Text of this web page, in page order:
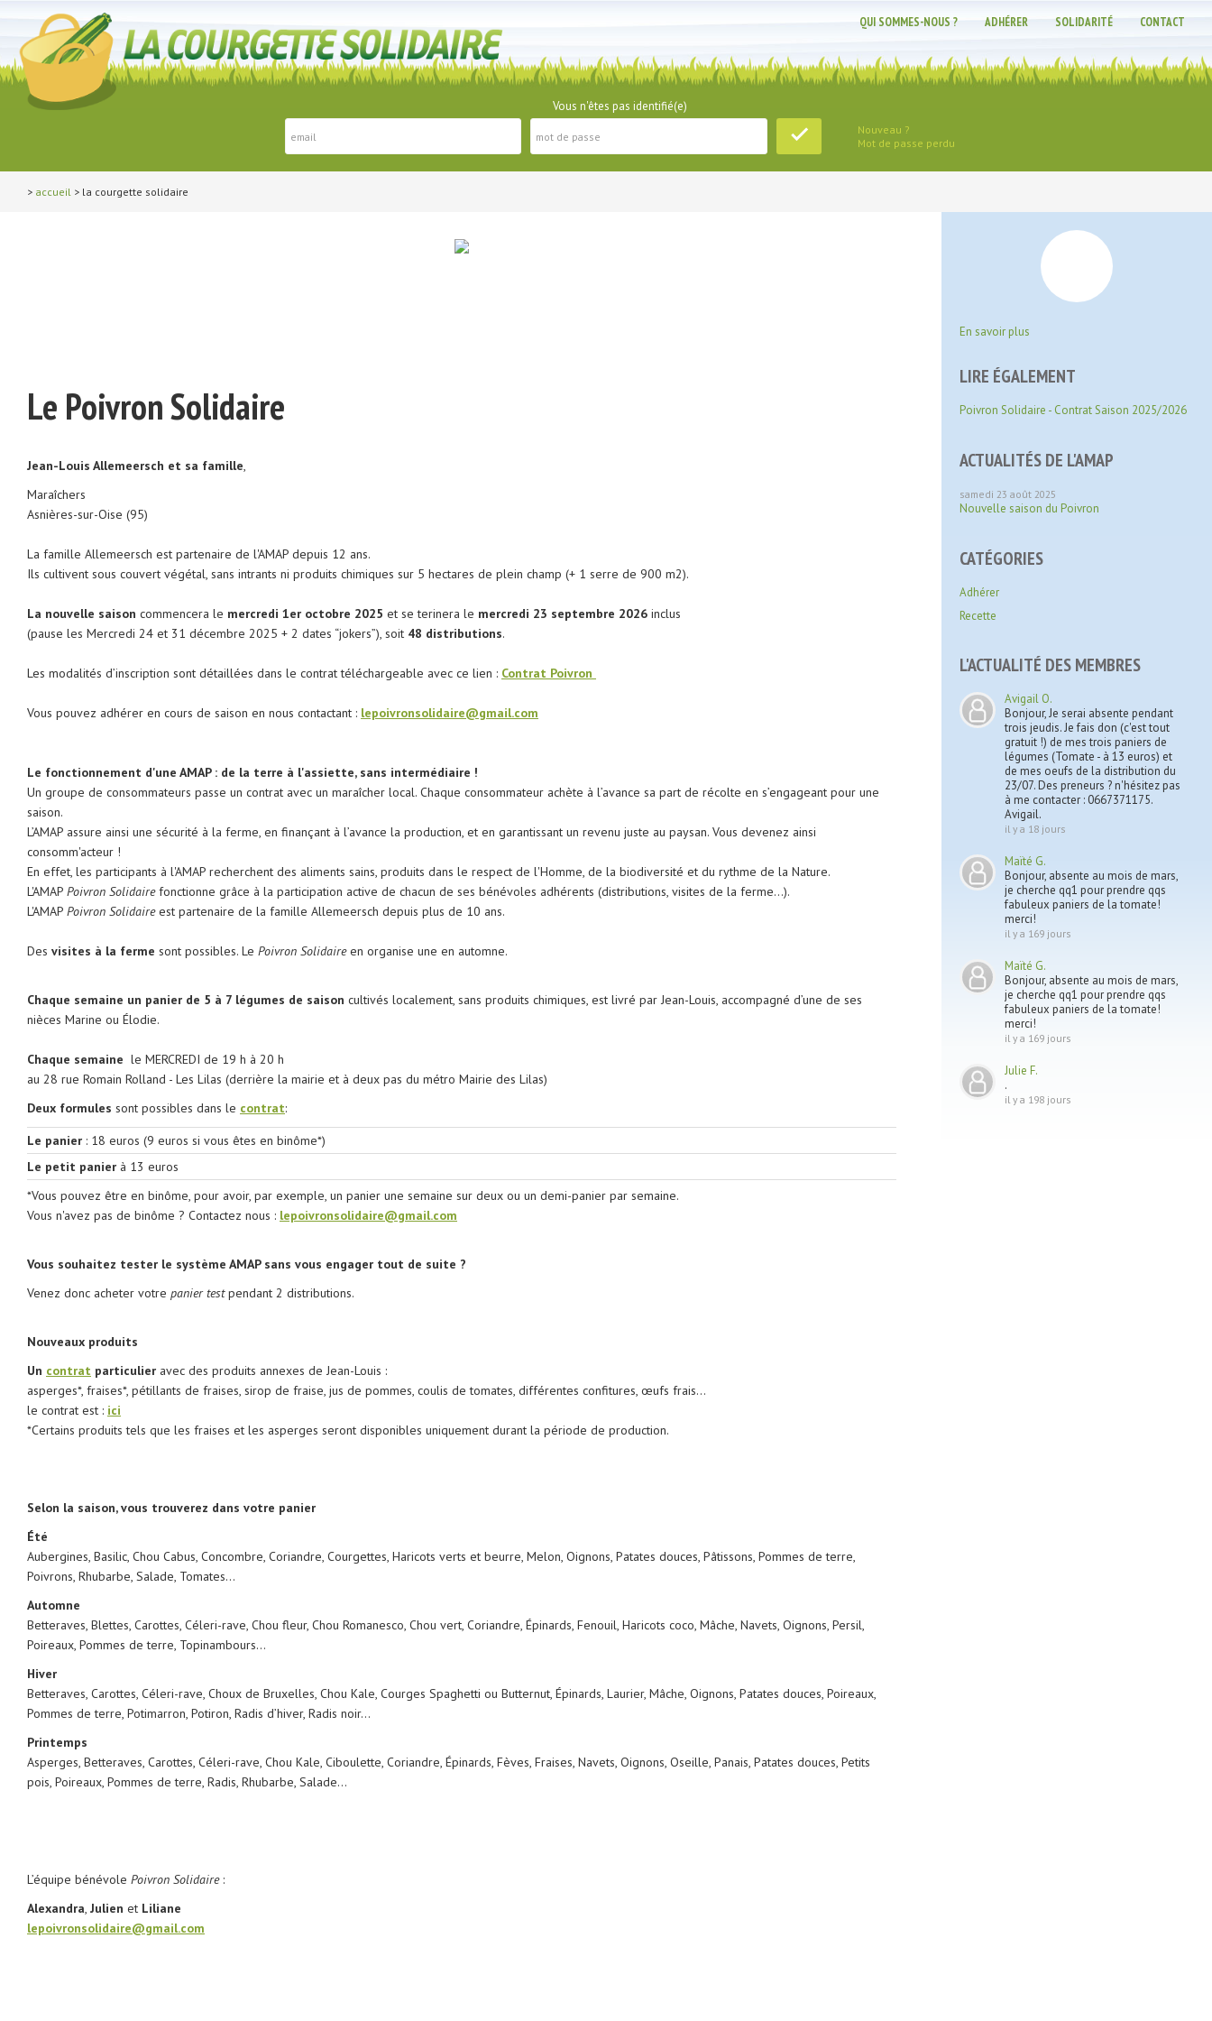
QUI SOMMES-NOUS ? ADHÉRER SOLIDARITÉ CONTACT
Vous n'êtes pas identifié(e)
Nouveau ?
Mot de passe perdu
> accueil > la courgette solidaire
Le Poivron Solidaire
Jean-Louis Allemeersch et sa famille,
Maraîchers
Asnières-sur-Oise (95)
La famille Allemeersch est partenaire de l'AMAP depuis 12 ans.
Ils cultivent sous couvert végétal, sans intrants ni produits chimiques sur 5 hectares de plein champ (+ 1 serre de 900 m2).
La nouvelle saison commencera le mercredi 1er octobre 2025 et se terinera le mercredi 23 septembre 2026 inclus
(pause les Mercredi 24 et 31 décembre 2025 + 2 dates “jokers”), soit 48 distributions.
Les modalités d’inscription sont détaillées dans le contrat téléchargeable avec ce lien : Contrat Poivron
Vous pouvez adhérer en cours de saison en nous contactant : lepoivronsolidaire@gmail.com
Le fonctionnement d'une AMAP : de la terre à l'assiette, sans intermédiaire !
Un groupe de consommateurs passe un contrat avec un maraîcher local. Chaque consommateur achète à l’avance sa part de récolte en s’engageant pour une
saison.
L’AMAP assure ainsi une sécurité à la ferme, en finançant à l’avance la production, et en garantissant un revenu juste au paysan. Vous devenez ainsi
consomm'acteur !
En effet, les participants à l'AMAP recherchent des aliments sains, produits dans le respect de l'Homme, de la biodiversité et du rythme de la Nature.
L'AMAP Poivron Solidairefonctionne grâce à la participation active de chacun de ses bénévoles adhérents (distributions, visites de la ferme...).
L'AMAP Poivron Solidaireest partenaire de la famille Allemeersch depuis plus de 10 ans.
Des visites à la ferme sont possibles. Le Poivron Solidaire en organise une en automne.
Chaque semaine un panier de 5 à 7 légumes de saison cultivés localement, sans produits chimiques, est livré par Jean-Louis, accompagné d’une de ses
nièces Marine ou Élodie.
Chaque semaine le MERCREDI de 19 h à 20 h
au 28 rue Romain Rolland - Les Lilas (derrière la mairie et à deux pas du métro Mairie des Lilas)
Deux formules sont possibles dans le contrat:
Le panier : 18 euros (9 euros si vous êtes en binôme*)
Le petit panier à 13 euros
*Vous pouvez être en binôme, pour avoir, par exemple, un panier une semaine sur deux ou un demi-panier par semaine.
Vous n'avez pas de binôme ? Contactez nous : lepoivronsolidaire@gmail.com
Vous souhaitez tester le système AMAP sans vous engager tout de suite ?
Venez donc acheter votre panier testpendant 2 distributions.
Nouveaux produits
Un contrat particulier avec des produits annexes de Jean-Louis :
asperges*, fraises*, pétillants de fraises, sirop de fraise, jus de pommes, coulis de tomates, différentes confitures, œufs frais…
le contrat est : ici
*Certains produits tels que les fraises et les asperges seront disponibles uniquement durant la période de production.
Selon la saison, vous trouverez dans votre panier
Été
Aubergines, Basilic, Chou Cabus, Concombre, Coriandre, Courgettes, Haricots verts et beurre, Melon, Oignons, Patates douces, Pâtissons, Pommes de terre,
Poivrons, Rhubarbe, Salade, Tomates…
Automne
Betteraves, Blettes, Carottes, Céleri-rave, Chou fleur, Chou Romanesco, Chou vert, Coriandre, Épinards, Fenouil, Haricots coco, Mâche, Navets, Oignons, Persil,
Poireaux, Pommes de terre, Topinambours…
Hiver
Betteraves, Carottes, Céleri-rave, Choux de Bruxelles, Chou Kale, Courges Spaghetti ou Butternut, Épinards, Laurier, Mâche, Oignons, Patates douces, Poireaux,
Pommes de terre, Potimarron, Potiron, Radis d’hiver, Radis noir…
Printemps
Asperges, Betteraves, Carottes, Céleri-rave, Chou Kale, Ciboulette, Coriandre, Épinards, Fèves, Fraises, Navets, Oignons, Oseille, Panais, Patates douces, Petits
pois, Poireaux, Pommes de terre, Radis, Rhubarbe, Salade…
L’équipe bénévole Poivron Solidaire:
Alexandra, Julien et Liliane
lepoivronsolidaire@gmail.com
En savoir plus
LIRE ÉGALEMENT
Poivron Solidaire - Contrat Saison 2025/2026
ACTUALITÉS DE L'AMAP
samedi 23 août 2025
Nouvelle saison du Poivron
CATÉGORIES
Adhérer
Recette
L'ACTUALITÉ DES MEMBRES
Avigail O.
Bonjour, Je serai absente pendant
trois jeudis. Je fais don (c'est tout
gratuit !) de mes trois paniers de
légumes (Tomate - à 13 euros) et
de mes oeufs de la distribution du
23/07. Des preneurs ? n'hésitez pas
à me contacter : 0667371175.
Avigail.
il y a 18 jours
Maïté G.
Bonjour, absente au mois de mars,
je cherche qq1 pour prendre qqs
fabuleux paniers de la tomate!
merci!
il y a 169 jours
Maïté G.
Bonjour, absente au mois de mars,
je cherche qq1 pour prendre qqs
fabuleux paniers de la tomate!
merci!
il y a 169 jours
Julie F.
.
il y a 198 jours